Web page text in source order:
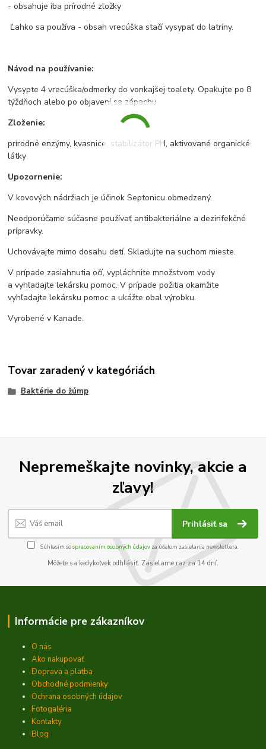
- obsahuje iba prírodné zložky
Ľahko sa používa - obsah vrecúška stačí vysypať do latríny.
Návod na používanie:
Vysypte 4 vrecúška/odmerky do vonkajšej toalety. Opakujte po 8
týždňoch alebo po objavení sa zápachu.
Zloženie:
prírodné enzýmy, kvasnice, stabilizátor PH, aktivované organické
látky
Upozornenie:
V kovových nádržiach je účinok Septonicu obmedzený.
Neodporúčame súčasne používať antibakteriálne a dezinfekčné
prípravky.
Uchovávajte mimo dosahu detí. Skladujte na suchom mieste.
V prípade zasiahnutia očí, vypláchnite množstvom vody
a vyhľadajte lekársku pomoc. V prípade požitia okamžite
vyhľadajte lekársku pomoc a ukážte obal výrobku.
Vyrobené v Kanade.
Tovar zaradený v kategóriách
Baktérie do žúmp
Nepremeškajte novinky, akcie a
zľavy!
Prihlásiť sa
Súhlasím sospracovaním osobných údajov za účelom zasielania newslettera.
Môžete sa kedykoľvek odhlásiť. Zasielame raz za 14 dní.
Informácie pre zákazníkov
O nás
Ako nakupovať
Doprava a platba
Obchodné podmienky
Ochrana osobných údajov
Fotogaléria
Kontakty
Blog